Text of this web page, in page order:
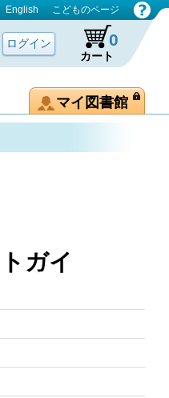
English こどものページ
カート
0
マイ図書館
ガイ